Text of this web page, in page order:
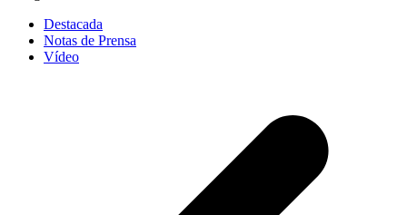
Destacada
Notas de Prensa
Vídeo